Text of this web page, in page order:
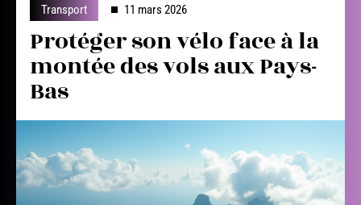
Transport 11 mars 2026
Protéger son vélo face à la
montée des vols aux Pays-
Bas